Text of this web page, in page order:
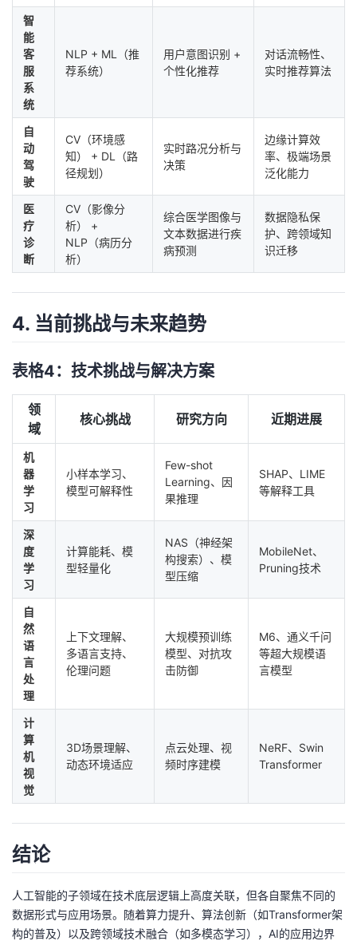
智
能
客
服
系
统
NLP + ML（推
荐系统）
用户意图识别 +
个性化推荐
对话流畅性、
实时推荐算法
自
动
驾
驶
CV（环境感
知） + DL（路
径规划）
实时路况分析与
决策
边缘计算效
率、极端场景
泛化能力
医
疗
诊
断
CV（影像分
析） +
NLP（病历分
析）
综合医学图像与
文本数据进行疾
病预测
数据隐私保
护、跨领域知
识迁移
4. 当前挑战与未来趋势
表格4：技术挑战与解决方案
领
域
核心挑战 研究方向 近期进展
机
器
学
习
小样本学习、
模型可解释性
Few-shot
Learning、因
果推理
SHAP、LIME
等解释工具
深
度
学
习
计算能耗、模
型轻量化
NAS（神经架
构搜索）、模
型压缩
MobileNet、
Pruning技术
自
然
语
言
处
理
上下文理解、
多语言支持、
伦理问题
大规模预训练
模型、对抗攻
击防御
M6、通义千问
等超大规模语
言模型
计
算
机
视
觉
3D场景理解、
动态环境适应
点云处理、视
频时序建模
NeRF、Swin
Transformer
结论
人工智能的子领域在技术底层逻辑上高度关联，但各自聚焦不同的
数据形式与应用场景。随着算力提升、算法创新（如Transformer架
构的普及）以及跨领域技术融合（如多模态学习），AI的应用边界